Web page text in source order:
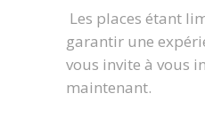
Les places étant
garantir une
vous invite à vous
maintenant.